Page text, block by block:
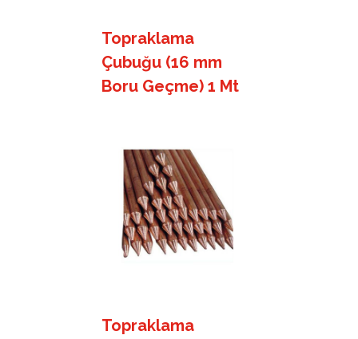
Topraklama
Çubuğu (16 mm
Boru Geçme) 1 Mt
Topraklama